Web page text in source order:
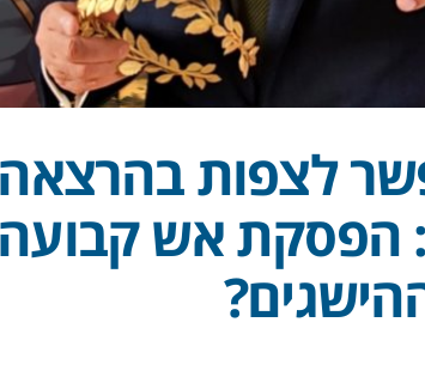
לצפות
הפסקת אש